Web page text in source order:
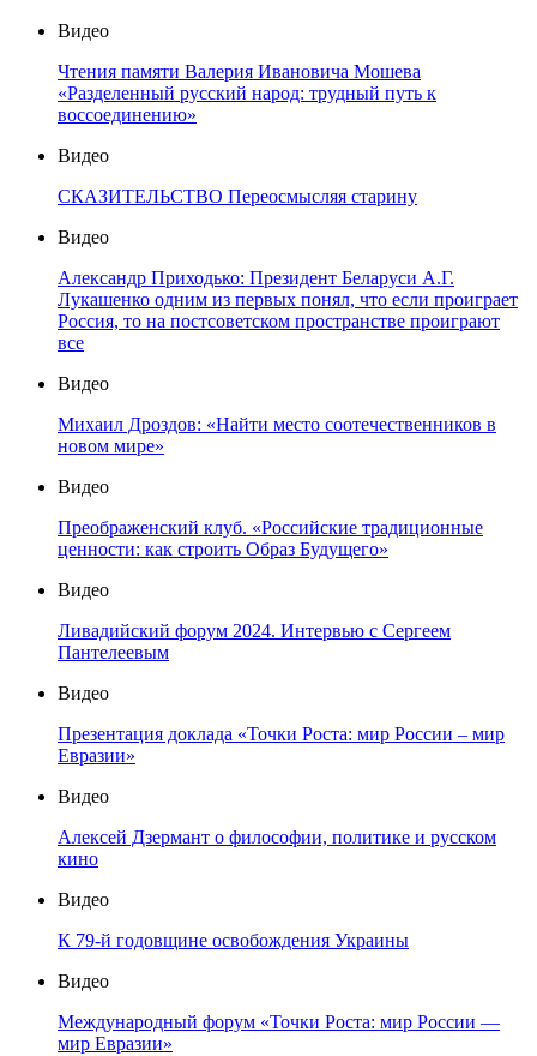
Видео
Чтения памяти Валерия Ивановича Мошева
«Разделенный русский народ: трудный путь к
воссоединению»
Видео
СКАЗИТЕЛЬСТВО Переосмысляя старину
Видео
Александр Приходько: Президент Беларуси А.Г.
Лукашенко одним из первых понял, что если проиграет
Россия, то на постсоветском пространстве проиграют
все
Видео
Михаил Дроздов: «Найти место соотечественников в
новом мире»
Видео
Преображенский клуб. «Российские традиционные
ценности: как строить Образ Будущего»
Видео
Ливадийский форум 2024. Интервью с Сергеем
Пантелеевым
Видео
Презентация доклада «Точки Роста: мир России – мир
Евразии»
Видео
Алексей Дзермант о философии, политике и русском
кино
Видео
К 79-й годовщине освобождения Украины
Видео
Международный форум «Точки Роста: мир России —
мир Евразии»